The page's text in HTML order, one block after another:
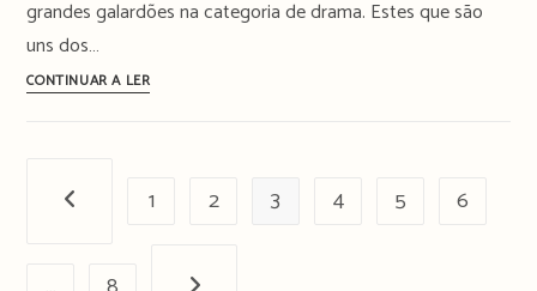
habitantes
ao
grandes galardões na categoria de drama. Estes que são
uns dos…
CONTINUAR A LER“Shõgun”
vencedora
Página anterior
1 2 3 4 5 6